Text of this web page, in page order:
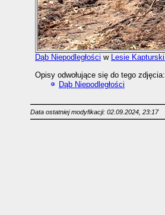
Dąb Niepodległości w
Lesie
Opisy odwołujące się do tego zdjęcia:
Dąb Niepodległości
Data ostatniej modyfikacji: 02.09.2024, 23:17